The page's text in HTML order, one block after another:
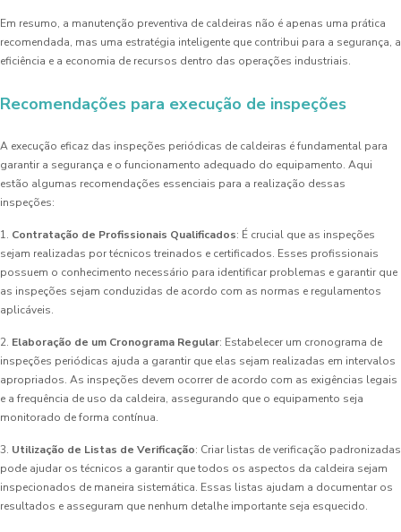
Em resumo, a manutenção preventiva de caldeiras não é apenas uma prática
recomendada, mas uma estratégia inteligente que contribui para a segurança, a
eficiência e a economia de recursos dentro das operações industriais.
Recomendações para execução de inspeções
A execução eficaz das inspeções periódicas de caldeiras é fundamental para
garantir a segurança e o funcionamento adequado do equipamento. Aqui
estão algumas recomendações essenciais para a realização dessas
inspeções:
1. Contratação de Profissionais Qualificados: É crucial que as inspeções
sejam realizadas por técnicos treinados e certificados. Esses profissionais
possuem o conhecimento necessário para identificar problemas e garantir que
as inspeções sejam conduzidas de acordo com as normas e regulamentos
aplicáveis.
2. Elaboração de um Cronograma Regular: Estabelecer um cronograma de
inspeções periódicas ajuda a garantir que elas sejam realizadas em intervalos
apropriados. As inspeções devem ocorrer de acordo com as exigências legais
e a frequência de uso da caldeira, assegurando que o equipamento seja
monitorado de forma contínua.
3. Utilização de Listas de Verificação: Criar listas de verificação padronizadas
pode ajudar os técnicos a garantir que todos os aspectos da caldeira sejam
inspecionados de maneira sistemática. Essas listas ajudam a documentar os
resultados e asseguram que nenhum detalhe importante seja esquecido.